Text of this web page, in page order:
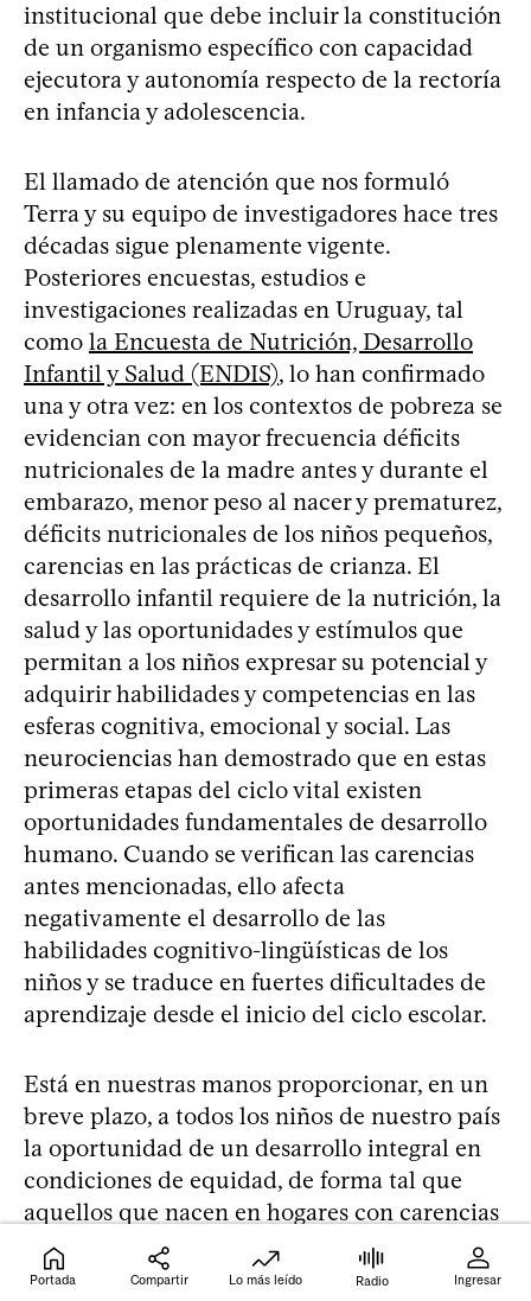
institucional que debe incluir la constitución
de un organismo específico con capacidad
ejecutora y autonomía respecto de la rectoría
en infancia y adolescencia.
El llamado de atención que nos formuló
Terra y su equipo de investigadores hace tres
décadas sigue plenamente vigente.
Posteriores encuestas, estudios e
investigaciones realizadas en Uruguay, tal
como la Encuesta de Nutrición, Desarrollo
Infantil y Salud (ENDIS), lo han confirmado
una y otra vez: en los contextos de pobreza se
evidencian con mayor frecuencia déficits
nutricionales de la madre antes y durante el
embarazo, menor peso al nacer y prematurez,
déficits nutricionales de los niños pequeños,
carencias en las prácticas de crianza. El
desarrollo infantil requiere de la nutrición, la
salud y las oportunidades y estímulos que
permitan a los niños expresar su potencial y
adquirir habilidades y competencias en las
esferas cognitiva, emocional y social. Las
neurociencias han demostrado que en estas
primeras etapas del ciclo vital existen
oportunidades fundamentales de desarrollo
humano. Cuando se verifican las carencias
antes mencionadas, ello afecta
negativamente el desarrollo de las
habilidades cognitivo-lingüísticas de los
niños y se traduce en fuertes dificultades de
aprendizaje desde el inicio del ciclo escolar.
Está en nuestras manos proporcionar, en un
breve plazo, a todos los niños de nuestro país
la oportunidad de un desarrollo integral en
condiciones de equidad, de forma tal que
aquellos que nacen en hogares con carencias
socioeconómicas puedan construir proyectos
de vida que no reproduzcan las situaciones
Portada Compartir Lo más leído Radio Ingresar